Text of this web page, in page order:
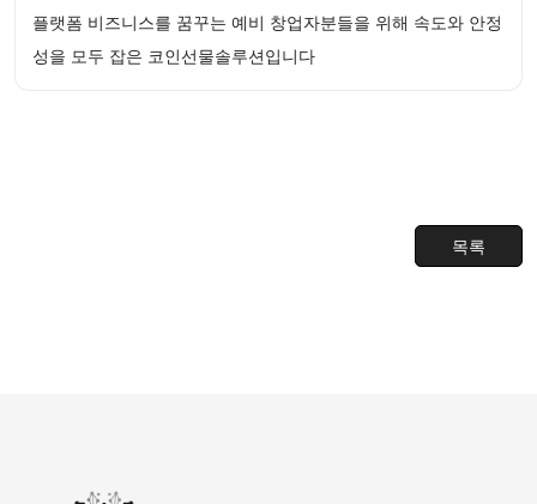
플랫폼 비즈니스를 꿈꾸는 예비 창업자분들을 위해 속도와 안정
성을 모두 잡은 코인선물솔루션입니다
목록